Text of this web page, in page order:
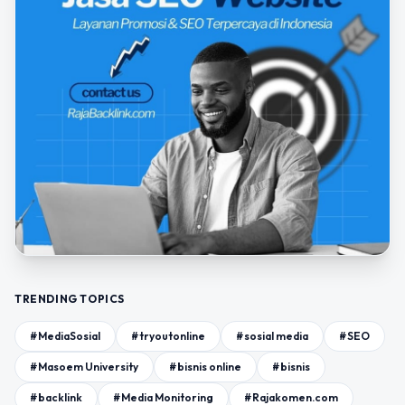
TRENDING TOPICS
#MediaSosial #tryoutonline #sosial media #SEO
#Masoem University #bisnis online #bisnis
#backlink #Media Monitoring #Rajakomen.com